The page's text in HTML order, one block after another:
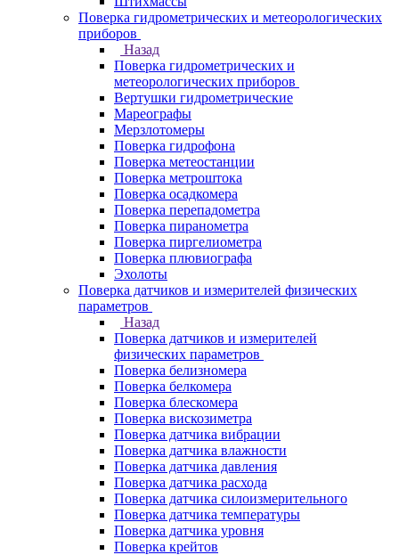
Поверка гидрометрических и метеорологических
приборов
Назад
Поверка гидрометрических и
метеорологических приборов
Вертушки гидрометрические
Мареографы
Мерзлотомеры
Поверка гидрофона
Поверка метеостанции
Поверка метроштока
Поверка осадкомера
Поверка перепадометра
Поверка пиранометра
Поверка пиргелиометра
Поверка плювиографа
Эхолоты
Поверка датчиков и измерителей физических
параметров
Назад
Поверка датчиков и измерителей
физических параметров
Поверка белизномера
Поверка белкомера
Поверка блескомера
Поверка вискозиметра
Поверка датчика вибрации
Поверка датчика влажности
Поверка датчика давления
Поверка датчика расхода
Поверка датчика силоизмерительного
Поверка датчика температуры
Поверка датчика уровня
Поверка крейтов